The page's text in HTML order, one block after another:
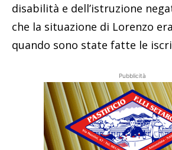
disabilità e dell’istruzione
che la situazione di Lorenzo
quando sono state fatte le
Pubblicità